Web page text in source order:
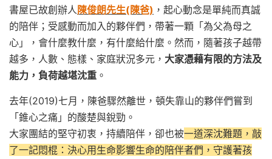
書屋已故創辦人陳俊朗先生(陳爸) ，起心動念是單純而真誠
的陪伴；受感動而加入的夥伴們，帶著一顆「為父為母之
心」，會什麼教什麼，有什麼給什麼。然而，隨著孩子越帶
越多，人數、態樣、家庭狀況多元， 大家憑藉有限的方法及
能力，負荷越堪沈重 。
去年(2019)七月，陳爸驟然離世，頓失靠山的夥伴們嘗到
「錐心之痛」的酸楚與銳勁。
大家團結的堅守初衷，持續陪伴，卻也被一道深沈難題，敲
了一記悶棍：決心用生命影響生命的陪伴者們，守護著孩